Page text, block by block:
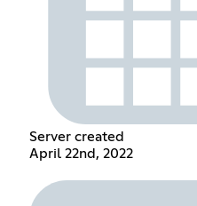
Server created
April 22nd, 2022